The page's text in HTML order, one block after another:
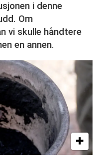
i denne
Om
vi skulle håndtere
en annen.